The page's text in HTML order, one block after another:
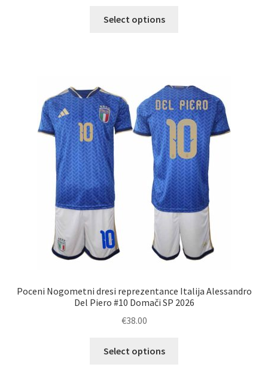
Select options
Možnosti
lahko
izberete
na
strani
izdelka
Poceni Nogometni dresi reprezentance Italija Alessandro
Del Piero #10 Domači SP 2026
€38.00
Select options